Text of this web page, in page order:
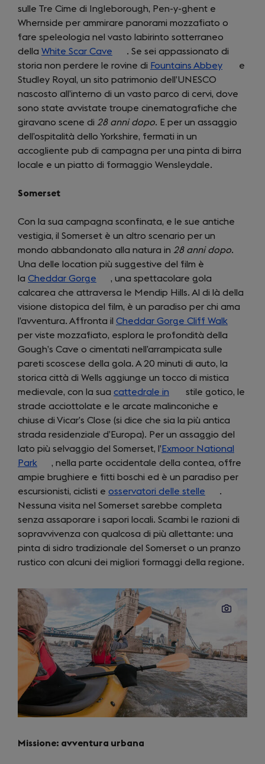
sulle Tre Cime di Ingleborough, Pen-y-ghent e
Whernside per ammirare panorami mozzafiato o
fare speleologia nel vasto labirinto sotterraneo
della White Scar Cave (opens
in
a
new
tab)
. Se sei appassionato di
storia non perdere le rovine di Fountains Abbey (opens
a
new
tab)
e
Studley Royal, un sito patrimonio dell’UNESCO
nascosto all’interno di un vasto parco di cervi, dove
sono state avvistate troupe cinematografiche che
giravano scene di 28 anni dopo. E per un assaggio
dell’ospitalità dello Yorkshire, fermati in un
accogliente pub di campagna per una pinta di birra
locale e un piatto di formaggio Wensleydale.
Somerset
Con la sua campagna sconfinata, e le sue antiche
vestigia, il Somerset è un altro scenario per un
mondo abbandonato alla natura in 28 anni dopo.
Una delle location più suggestive del film è
la Cheddar Gorge (opens
in
a
new
tab)
, una spettacolare gola
calcarea che attraversa le Mendip Hills. Al di là della
visione distopica del film, è un paradiso per chi ama
l’avventura. Affronta il Cheddar Gorge Cliff Walk
tab)
per viste mozzafiato, esplora le profondità della
Gough’s Cave o cimentati nell’arrampicata sulle
pareti scoscese della gola. A 20 minuti di auto, la
storica città di Wells aggiunge un tocco di mistica
medievale, con la sua cattedrale in (opens
in
a
new
tab)
stile gotico, le
strade acciottolate e le arcate malinconiche e
chiuse di Vicar’s Close (si dice che sia la più antica
strada residenziale d’Europa). Per un assaggio del
lato più selvaggio del Somerset, l’ Exmoor National
Park (opens
in
a
new
tab)
, nella parte occidentale della contea, offre
ampie brughiere e fitti boschi ed è un paradiso per
escursionisti, ciclisti e osservatori delle stelle (opens
in
a
new
tab)
.
Nessuna visita nel Somerset sarebbe completa
senza assaporare i sapori locali. Scambi le razioni di
sopravvivenza con qualcosa di più allettante: una
pinta di sidro tradizionale del Somerset o un pranzo
rustico con alcuni dei migliori formaggi della regione.
Missione: avventura urbana